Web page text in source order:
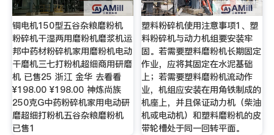
铜电机150型五谷杂粮磨粉机
粉碎机干湿两用磨粉机磨浆机运
邦中药材粉碎机家用磨粉机电动
干磨机三七打粉机超细商用研磨
机 已售25 浙江 金华 去看看
¥198.00 ¥198.00 神炼尚族
250克G中药粉碎机家用电动研
磨超细打粉机五谷杂粮磨粉机
已售1
塑料粉碎机使用注意事项1、塑
料粉碎机与动力机组要安装牢
固。若需要塑料磨粉机长期固定
作业，应将其固定在水泥基础
上；若需要塑料磨粉机流动作
业，机组应安装在用角铁制成的
机座上，并且保证动力机（柴油
机或电动机）和塑料磨粉机的皮
带轮槽处于同一回转平面。